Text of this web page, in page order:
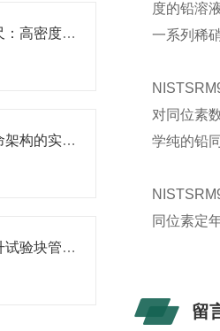
科研实验的基准标尺：高密度聚乙烯阴性对照材料的应用价值
骨块模型：解码生命架构的实体教科书
数字化技术如何提升试验块管理效率
度的铅溶
一系列稀
对同位素
学纯的铅
同位素定
留